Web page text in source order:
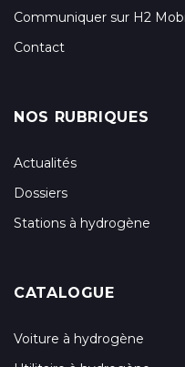
Communiquer sur H2
Contact
NOS RUBRIQUES
Actualités
Dossiers
Stations à hydrogène
CATALOGUE
Voiture à hydrogène